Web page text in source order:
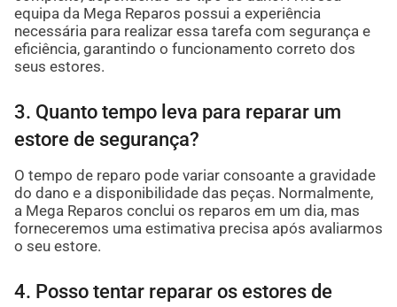
equipa da Mega Reparos possui a experiência
necessária para realizar essa tarefa com segurança e
eficiência, garantindo o funcionamento correto dos
seus estores.
3. Quanto tempo leva para reparar um
estore de segurança?
O tempo de reparo pode variar consoante a gravidade
do dano e a disponibilidade das peças. Normalmente,
a Mega Reparos conclui os reparos em um dia, mas
forneceremos uma estimativa precisa após avaliarmos
o seu estore.
4. Posso tentar reparar os estores de